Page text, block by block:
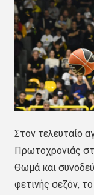
Στον τελευταίο
Πρωτοχρονιάς
Θωμά και
φετινής σεζόν,